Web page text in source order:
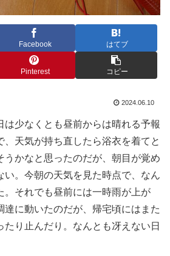
Facebook はてブ
Pinterest コピー
2024.06.10
は少なくとも昼前からは晴れる予報
、天気が持ち直したら浴衣を着てと
うかなと思ったのだが、朝目が覚め
い。今朝の天気を見た時点で、なん
。それでも昼前には一時雨が上が
達に動いたのだが、帰宅頃にはまた
たり止んだり。なんとも冴えない日